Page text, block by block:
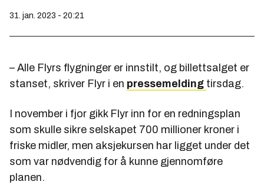
31. jan. 2023 - 20:21
– Alle Flyrs flygninger er innstilt, og billettsalget er
stanset, skriver Flyr i en pressemelding tirsdag.
I november i fjor gikk Flyr inn for en redningsplan
som skulle sikre selskapet 700 millioner kroner i
friske midler, men aksjekursen har ligget under det
som var nødvendig for å kunne gjennomføre
planen.